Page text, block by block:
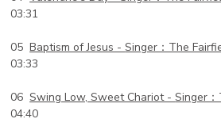
03:31
05Baptism of Jesus -Singer：The
03:33
06Swing Low, Sweet Chariot -Singer
04:40